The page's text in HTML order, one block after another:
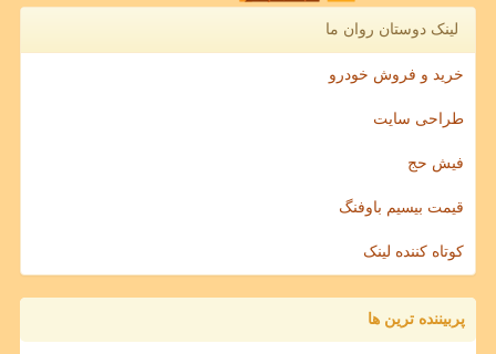
لینک دوستان روان ما
خرید و فروش خودرو
طراحی سایت
فیش حج
قیمت بیسیم باوفنگ
کوتاه کننده لینک
پربیننده ترین ها